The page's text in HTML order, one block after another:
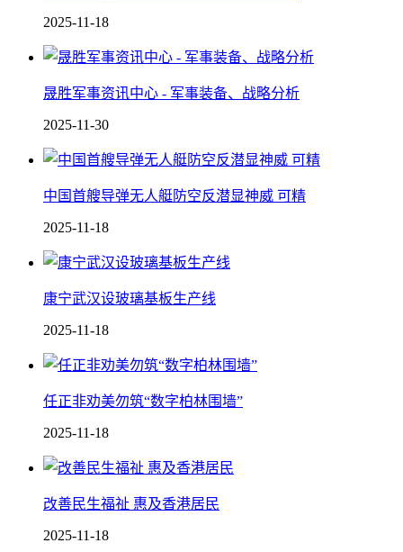
2025-11-18
晟胜军事资讯中心 - 军事装备、战略分析
2025-11-30
中国 首艘导弹无人艇防空反潜显神威 可精
2025-11-18
康宁武汉设玻璃基板生产线
2025-11-18
任正非劝美勿筑“数字柏林围墙”
2025-11-18
改善民生福祉 惠及香港居民
2025-11-18